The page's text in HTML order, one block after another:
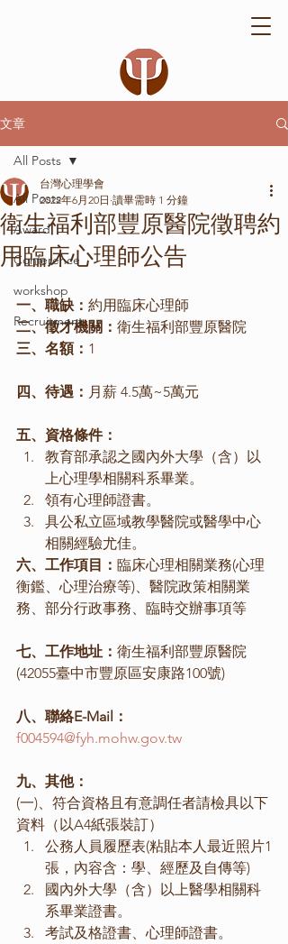
文章
All Posts
Award
Conference
workshop
Recruitment
All Posts
衛生福利部豐原醫院徵聘約
用臨床心理師公告
台灣心理學會
2022年6月20日 讀畢需時 1 分鐘
一、職缺： 約用臨床心理師
二、徵才機關： 衛生福利部豐原醫院
三、名額： 1
四、待遇： 月薪 4.5萬~5萬元
五、資格條件：
教育部承認之國內外大學（含）以
上心理學相關科系畢業。
領有心理師證書。
具公私立區域教學醫院或醫學中心
相關經驗尤佳。
六、工作項目： 臨床心理相關業務(心理
衡鑑、心理治療等)、醫院政策相關業
務、部分行政事務、臨時交辦事項等
七、工作地址： 衛生福利部豐原醫院
(42055臺中市豐原區安康路100號)
八、聯絡E-Mail：
f004594@fyh.mohw.gov.tw
九、其他：
(一)、符合資格且有意調任者請檢具以下
資料（以A4紙張裝訂）
公務人員履歷表(粘貼本人最近照片1
張，內容含：學、經歷及自傳等)
國內外大學（含）以上醫學相關科
系畢業證書。
考試及格證書、心理師證書。